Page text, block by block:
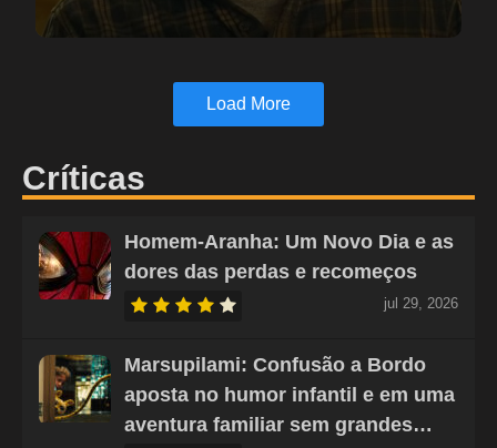
Load More
Críticas
Homem-Aranha: Um Novo Dia e as
dores das perdas e recomeços
jul 29, 2026
Marsupilami: Confusão a Bordo
aposta no humor infantil e em uma
aventura familiar sem grandes…